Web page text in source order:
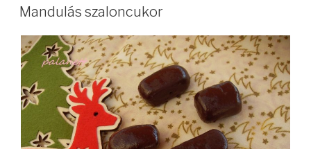
Mandulás szaloncukor